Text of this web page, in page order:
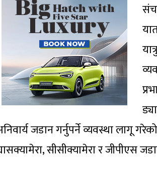
जडान गर्नुपर्ने व्यवस्था लागू
सीसीक्यामेरा र जीपीएस